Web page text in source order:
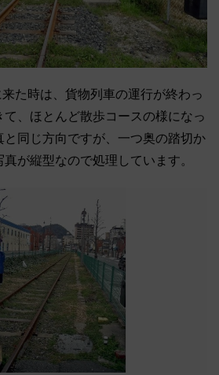
た時は、貨物列車の運行が終わっ
、ほとんど散歩コースの様になっ
と同じ方向ですが、一つ奥の踏切か
が縦型なので処理しています。